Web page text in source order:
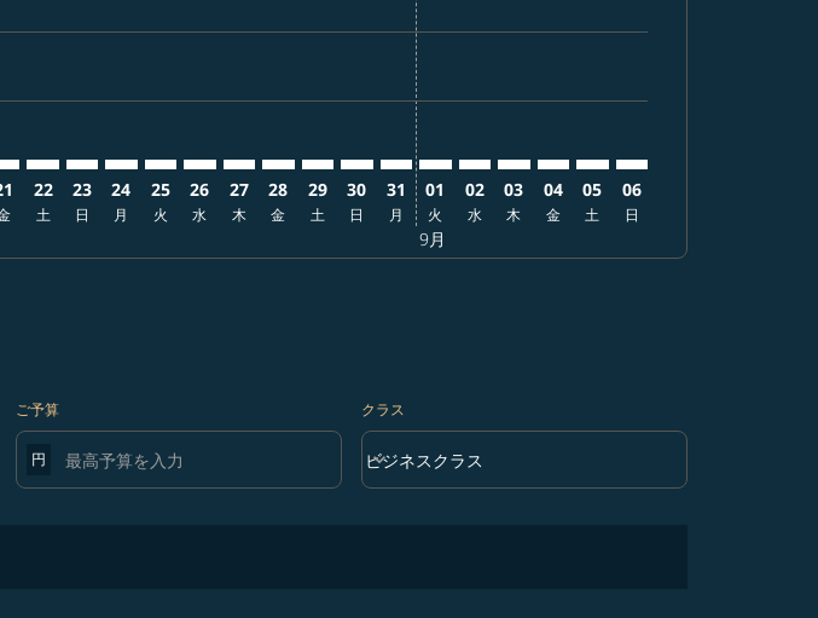
22
土
23
日
24
月
25
火
26
水
27
木
28
金
29
土
30
日
31
月
01
火
9月
02
水
03
木
04
金
05
土
06
日
ご予算
円
クラス
クラス option ビジネスクラス Selected
ビジネスクラス
keyboard_arrow_down